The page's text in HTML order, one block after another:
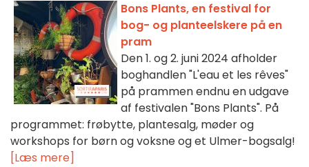
Bons Plants, en festival for
bog- og planteelskere på en
pram
Den 1. og 2. juni 2024 afholder
boghandlen "L'eau et les rêves"
på prammen endnu en udgave
af festivalen "Bons Plants". På
programmet: frøbytte, plantesalg, møder og
workshops for børn og voksne og et Ulmer-bogsalg!
[Læs mere]